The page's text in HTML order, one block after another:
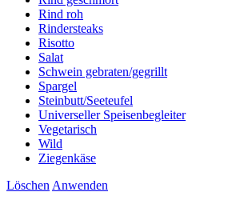
Rind roh
Rindersteaks
Risotto
Salat
Schwein gebraten/gegrillt
Spargel
Steinbutt/Seeteufel
Universeller Speisenbegleiter
Vegetarisch
Wild
Ziegenkäse
Löschen Anwenden